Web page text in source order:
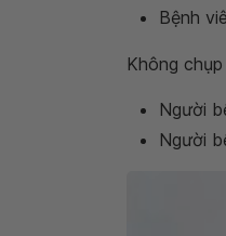
Bệnh
Không
Người
Người